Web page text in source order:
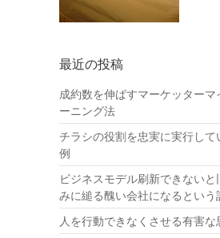
最近の投稿
成約数を伸ばすマーケッターマ
ーニング法
チラシの役割を忠実に実行して
例
ビジネスモデル刷新できないと
みに縋る醜い会社になるという
人を行動できなくさせる有害な